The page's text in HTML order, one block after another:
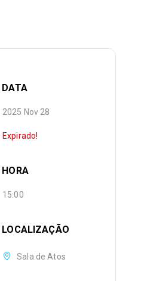
DATA
2025 Nov 28
Expirado!
HORA
15:00
LOCALIZAÇÃO
Sala de Atos